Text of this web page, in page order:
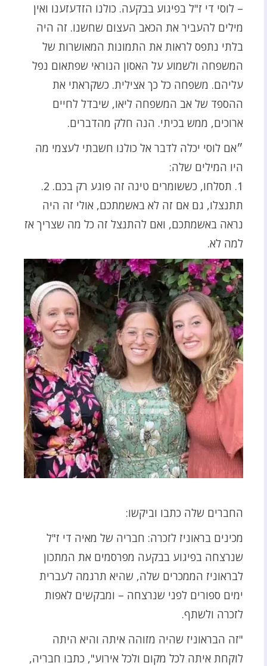
– לוסי די ז"ל בפיגוע בבקעה. כולנו הזדעזענו ואין
מילים להעביר את הכאב העצום שחשנו. זה היה
בלתי נתפס לראות את התמונות המאושרות של
המשפחה ולשמוע על האסון הנוראי שפתאום נפל
עליהם. משפחה כל כך אצילית. כשקראתי את
ההספד של אב המשפחה ליאו, שיבדל לחיים
ארוכים, ממש בכיתי. הנה חלק מהדברים.
״אם לוסי יכלה לדבר אל כולנו חשבתי לעצמי מה
היו המילים שלה:
1. תסלחו, כששומרים טינה זה פוגע רק בכם. 2.
תתנצלו, גם אם זה לא באשמתכם, אולי זה היה
נראה באשמתכם, ואם להתנצל זה כל מה שצריך אז
למה לא.
החברים שלה כתבו וביקשו:
מכינים בראוניז לזכרה: חבריה של מאיה די ז"ל
שנרצחה בפיגוע בבקעה מפרסמים את המתכון
לבראוניז הממכרים שלה, שהיא תרגמה לעברית
ימים ספורים לפני שנרצחה – ומבקשים לאפות
לזכרה ולשתף.
"זה הבראוניז שהיה מזוהה איתה והיא היתה
לוקחת איתה לכל מקום ולכל אירוע", כתבו חבריה,